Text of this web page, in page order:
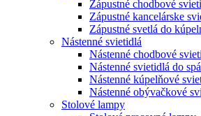
Zápustné chodbové
Zápustné kancelárske
Zápustné svetlá do
Nástenné svietidlá
Nástenné chodbové
Nástenné svietidlá do
Nástenné kúpelňové
Nástenné obývačkové
Stolové lampy